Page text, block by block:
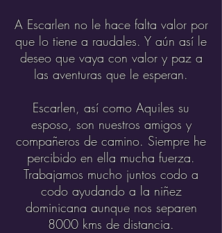
A Escarlen no le hace falta valor por
que lo tiene a raudales. Y aún así le
deseo que vaya con valor y paz a
las aventuras que le esperan.
Escarlen, así como Aquiles su
esposo, son nuestros amigos y
compañeros de camino. Siempre he
percibido en ella mucha fuerza.
Trabajamos mucho juntos codo a
codo ayudando a la niñez
dominicana aunque nos separen
8000 kms de distancia.